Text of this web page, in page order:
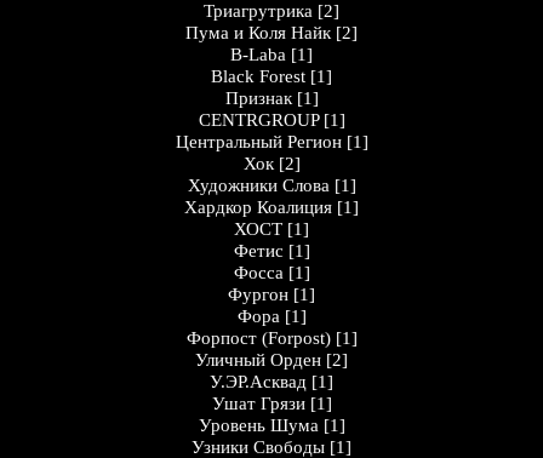
Триагрутрика [2]
Пума и Коля Найк [2]
B-Laba [1]
Black Forest [1]
Признак [1]
CENTRGROUP [1]
Центральный Регион [1]
Хок [2]
Художники Слова [1]
Хардкор Коалиция [1]
ХОСТ [1]
Фетис [1]
Фосса [1]
Фургон [1]
Фора [1]
Форпост (Forpost) [1]
Уличный Орден [2]
У.ЭР.Асквад [1]
Ушат Грязи [1]
Уровень Шума [1]
Узники Свободы [1]